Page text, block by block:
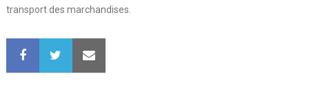
transport des marchandises.